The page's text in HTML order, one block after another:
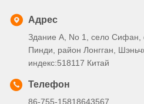
Адрес
Здание А, No 1, село
Пинди, район Лонгган,
индекс:518117 Китай
Телефон
86-755-15818643567